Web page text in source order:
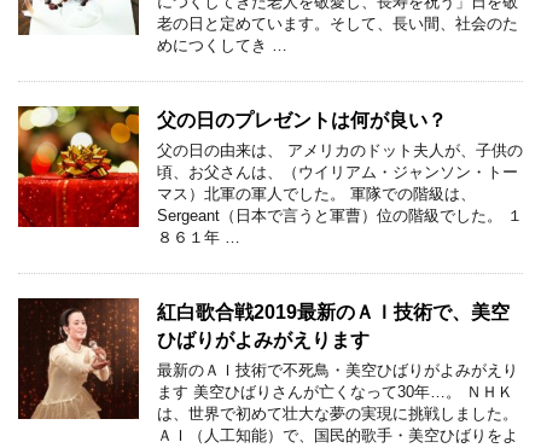
老の日と定めています。そして、長い間、社会のた
めにつくしてき …
父の日のプレゼントは何が良い？
父の日の由来は、 アメリカのドット夫人が、子供の
頃、お父さんは、（ウイリアム・ジャンソン・トー
マス）北軍の軍人でした。 軍隊での階級は、
Sergeant（日本で言うと軍曹）位の階級でした。 １
８６１年 …
紅白歌合戦2019最新のＡＩ技術で、美空
ひばりがよみがえります
最新のＡＩ技術で不死鳥・美空ひばりがよみがえり
ます 美空ひばりさんが亡くなって30年…。 ＮＨＫ
は、世界で初めて壮大な夢の実現に挑戦しました。
ＡＩ（人工知能）で、国民的歌手・美空ひばりをよ